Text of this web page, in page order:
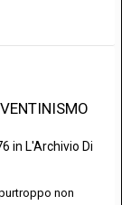
in L'Archivio Di
non